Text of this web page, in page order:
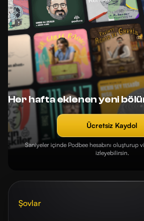
Her hafta eklenen yeni
Ücretsiz Kaydol
Saniyeler içinde Podbee hesabını oluşturup
izleyebilirsin.
Şovlar